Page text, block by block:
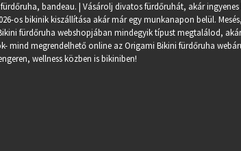
bandeau. | Vásárolj divatos fürdőruhát, akár
os bikinik kiszállítása akár már egy munkanapon belül.
fürdőruha webshopjában mindegyik típust megtalálod,
mind megrendelhető online az Origami Bikini fürdőruha
wellness közben is bikiniben!